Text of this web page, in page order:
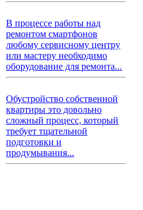
В процессе работы над
ремонтом смартфонов
любому сервисному центру
или мастеру необходимо
оборудование для ремонта...
Обустройство собственной
квартиры это довольно
сложный процесс, который
требует тщательной
подготовки и
продумывания...